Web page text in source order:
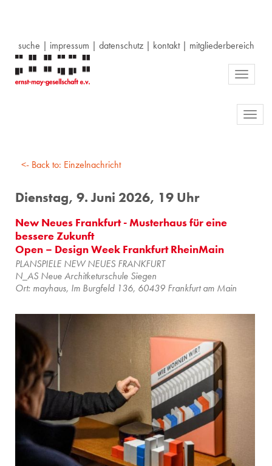
suche | impressum | datenschutz| kontakt| mitgliederbereich
Toggle
<- Back to: Einzelnachricht
Dienstag, 9. Juni 2026, 19 Uhr
New Neues Frankfurt - Musterhaus für eine
bessere Zukunft
Open – Design Week Frankfurt RheinMain
PLANSPIELE NEW NEUES FRANKFURT
N_AS Neue Architketurschule Siegen
Ort: mayhaus, Im Burgfeld 136, 60439 Frankfurt am Main